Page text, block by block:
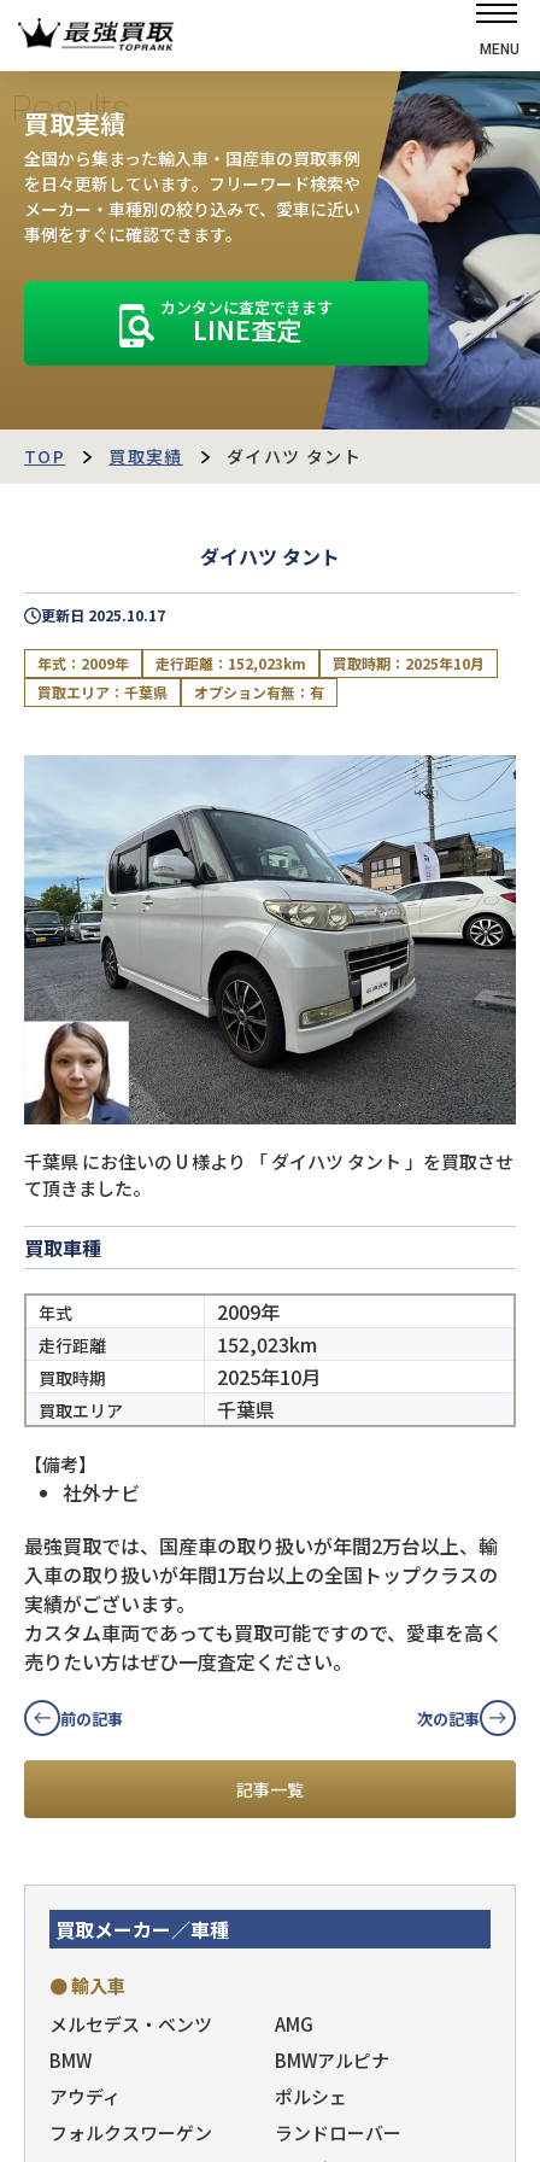
MENU
選ばれる理由
高価買取の仕組み
売却の流れ
お客様の声
運営会社
最強買取マガジン
閉じる
Results
買取実績
全国から集まった輸入車・国産車の買取事例
を日々更新しています。フリーワード検索や
メーカー・車種別の絞り込みで、愛車に近い
事例をすぐに確認できます。
カンタンに査定できます
LINE査定
TOP 買取実績 ダイハツ タント
ダイハツ タント
更新日 2025.10.17
年式：2009年 走行距離：152,023km
買取時期：2025年10月
買取エリア：千葉県
オプション有無：有
千葉県にお住いの U様より 「ダイハツ タント 」を買取させ
て頂きました。
買取車種
年式 2009年
走行距離 152,023km
買取時期 2025年10月
買取エリア 千葉県
【備考】
社外ナビ
最強買取では、国産車の取り扱いが年間2万台以上、輸
入車の取り扱いが年間1万台以上の全国トップクラスの
実績がございます。
カスタム車両であっても買取可能ですので、愛車を高く
売りたい方はぜひ一度査定ください。
前の記事
記事一覧
次の記事
買取メーカー／車種
● 輸入車
メルセデス・ベンツ
AMG
BMW
BMWアルピナ
アウディ
ポルシェ
フォルクスワーゲン
ランドローバー